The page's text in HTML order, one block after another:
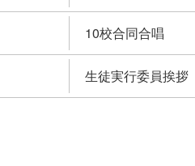
10校合同合唱
生徒実行委員挨拶